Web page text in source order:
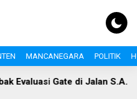
MANCANEGARA POLITIK
Gate di Jalan S.A. Tirtayasa